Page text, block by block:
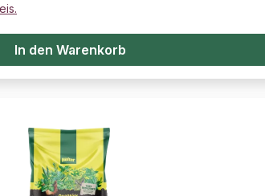
In den Warenkorb